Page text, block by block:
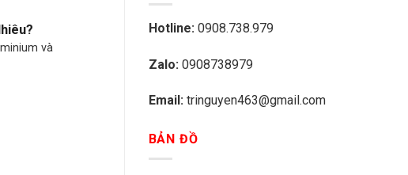
và
Hotline: 0908.738.979
Zalo: 0908738979
Email: tringuyen463@gmail.com
BẢN ĐỒ